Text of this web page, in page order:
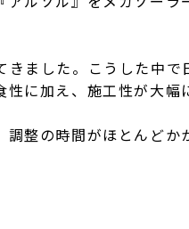
ました。こうした中で
に加え、施工性が大幅
整の時間がほとんどか